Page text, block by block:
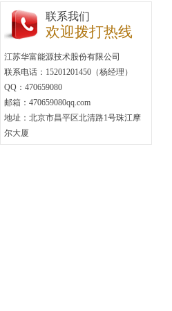
联系我们
欢迎拨打热线
江苏华富能源技术股份有限公司
联系电话：15201201450（杨经理）
QQ：470659080
邮箱：470659080qq.com
地址：北京市昌平区北清路1号珠江摩
尔大厦